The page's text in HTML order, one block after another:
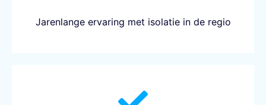
Jarenlange ervaring met isolatie in de regio